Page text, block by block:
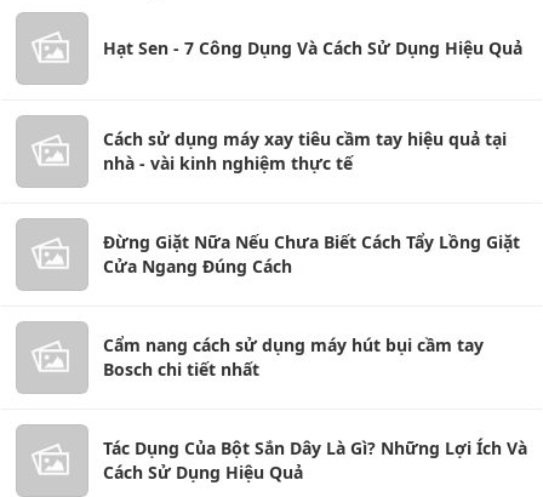
Hạt Sen - 7 Công Dụng Và Cách Sử Dụng Hiệu Quả
Cách sử dụng máy xay tiêu cầm tay hiệu quả tại
nhà - vài kinh nghiệm thực tế
Đừng Giặt Nữa Nếu Chưa Biết Cách Tẩy Lồng Giặt
Cửa Ngang Đúng Cách
Cẩm nang cách sử dụng máy hút bụi cầm tay
Bosch chi tiết nhất
Tác Dụng Của Bột Sắn Dây Là Gì? Những Lợi Ích Và
Cách Sử Dụng Hiệu Quả